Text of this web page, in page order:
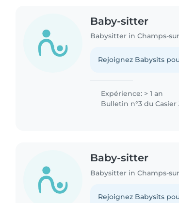
Baby-sitter
Babysitter in Champs-
Rejoignez Babysits
Expérience: > 1 an
Bulletin n°3 du Casier
Baby-sitter
Babysitter in Champs-
Rejoignez Babysits